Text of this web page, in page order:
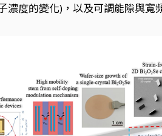
度的變化)，以及可調能隙與